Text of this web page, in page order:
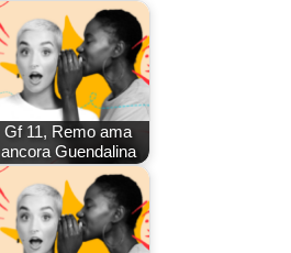
Gf 11, Remo ama
ancora Guendalina